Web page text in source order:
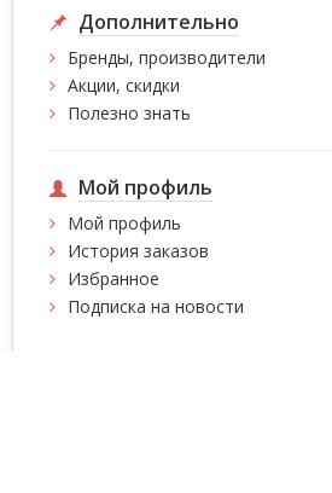
Дополнительно
Бренды, производители
Акции, скидки
Полезно знать
Мой профиль
Мой профиль
История заказов
Избранное
Подписка на новости